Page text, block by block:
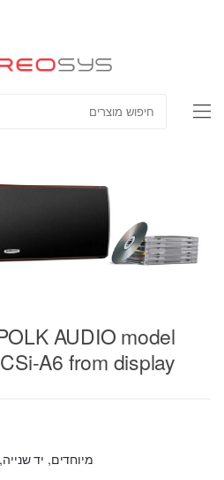
AUDIO model
A6 from display
מיוחדים, יד